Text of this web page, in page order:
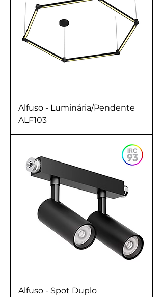
Alfuso - Luminária/Pendente
ALF103
Alfuso - Spot Duplo